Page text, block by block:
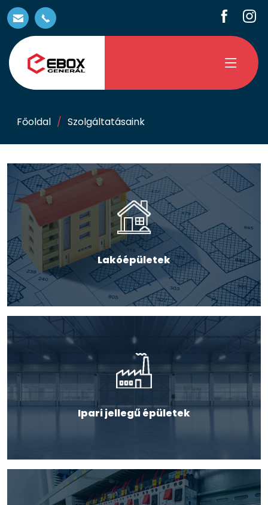
Főoldal Szolgáltatásaink
Lakóépületek
Ipari jellegű épületek